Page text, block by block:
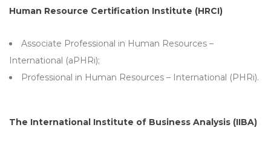
Human Resource Certification Institute (HRCI)
Associate Professional in Human Resources –
International (aPHRi);
Professional in Human Resources – International (PHRi).
The International Institute of Business Analysis (IIBA)